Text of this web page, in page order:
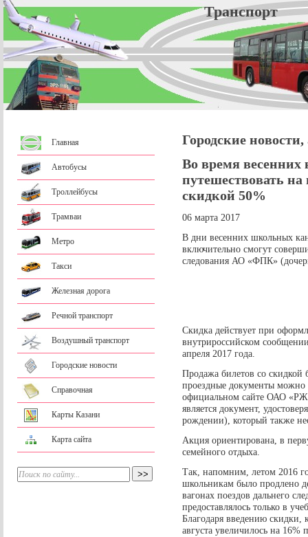
Главная
Автобусы
Троллейбусы
Трамваи
Метро
Такси
Железная дорога
Речной транспорт
Воздушный транспорт
Городские новости
Справочная
Карты Казани
Карта сайта
Городские
Во время
путешествовать на
скидкой 50%
06 марта 2017
В дни весенних школьных
включительно смогут
следования АО «ФПК»
Скидка действует при
внутрироссийском
апреля 2017 года.
Продажа билетов со скидкой
проездные документы можно
официальном сайте ОАО
является документ,
рождении), который также
Акция ориентирована, в
семейного отдыха.
Так, напомним, летом 2016
школьникам было продлено
вагонах поездов дальнего
предоставлялось только в
Благодаря введению скидки,
августа увеличилось на